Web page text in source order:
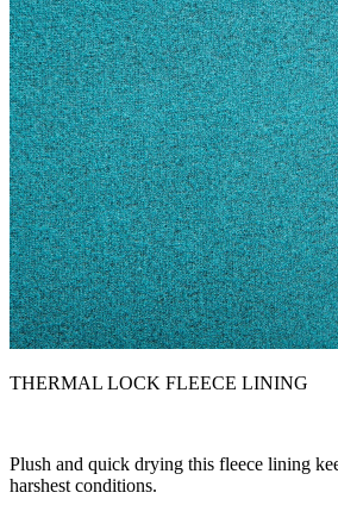
THERMAL LOCK FLEECE LINING
Plush and quick drying this fleece lining
harshest conditions.